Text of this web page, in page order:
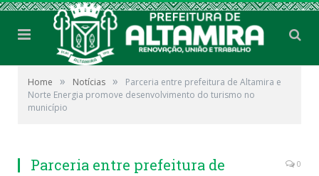
Home » Notícias »
Parceria entre prefeitura de Altamira e
Norte Energia promove desenvolvimento do turismo no
município
Parceria entre prefeitura de
0